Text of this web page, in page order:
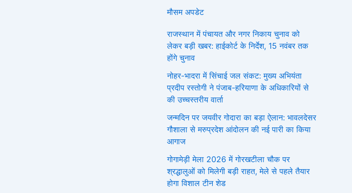
मौसम अपडेट
राजस्थान में पंचायत और नगर निकाय चुनाव को
लेकर बड़ी खबर: हाईकोर्ट के निर्देश, 15 नवंबर तक
होंगे चुनाव
नोहर-भादरा में सिंचाई जल संकट: मुख्य अभियंता
प्रदीप रस्तोगी ने पंजाब-हरियाणा के अधिकारियों से
की उच्चस्तरीय वार्ता
जन्मदिन पर जयवीर गोदारा का बड़ा ऐलान: भावलदेसर
गौशाला से मरुप्रदेश आंदोलन की नई पारी का किया
आगाज
गोगामेड़ी मेला 2026 में गोरखटीला चौक पर
श्रद्धालुओं को मिलेगी बड़ी राहत, मेले से पहले तैयार
होगा विशाल टीन शेड